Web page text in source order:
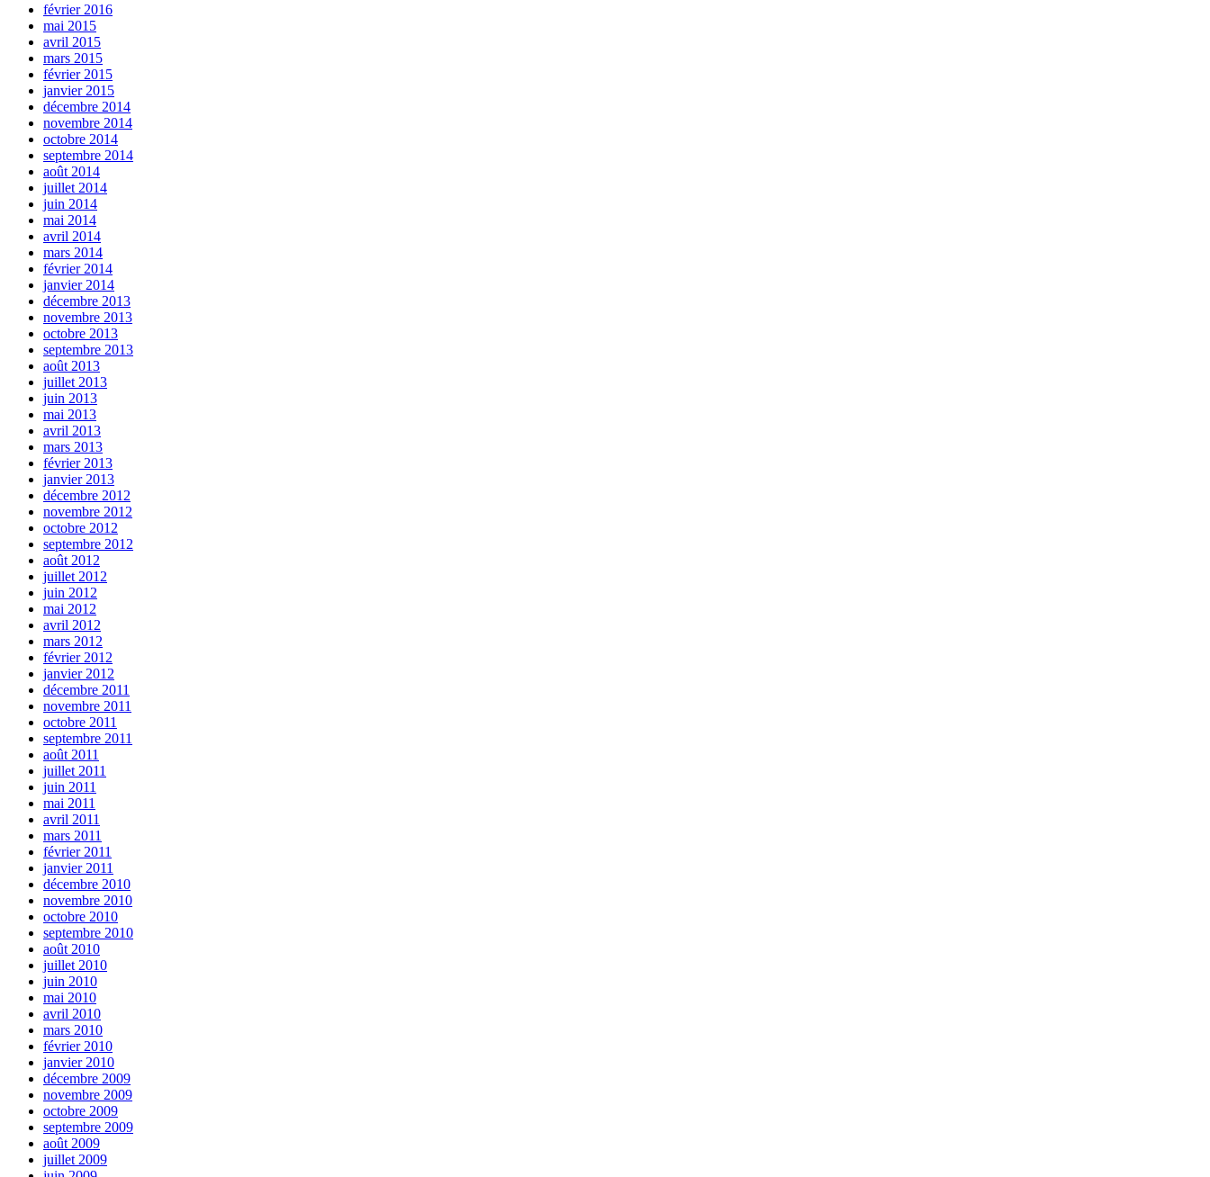
février 2016
mai 2015
avril 2015
mars 2015
février 2015
janvier 2015
décembre 2014
novembre 2014
octobre 2014
septembre 2014
août 2014
juillet 2014
juin 2014
mai 2014
avril 2014
mars 2014
février 2014
janvier 2014
décembre 2013
novembre 2013
octobre 2013
septembre 2013
août 2013
juillet 2013
juin 2013
mai 2013
avril 2013
mars 2013
février 2013
janvier 2013
décembre 2012
novembre 2012
octobre 2012
septembre 2012
août 2012
juillet 2012
juin 2012
mai 2012
avril 2012
mars 2012
février 2012
janvier 2012
décembre 2011
novembre 2011
octobre 2011
septembre 2011
août 2011
juillet 2011
juin 2011
mai 2011
avril 2011
mars 2011
février 2011
janvier 2011
décembre 2010
novembre 2010
octobre 2010
septembre 2010
août 2010
juillet 2010
juin 2010
mai 2010
avril 2010
mars 2010
février 2010
janvier 2010
décembre 2009
novembre 2009
octobre 2009
septembre 2009
août 2009
juillet 2009